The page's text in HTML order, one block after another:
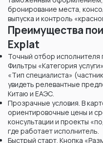
бронирование места,
выпуска и контроль
Преимущества
Explat
Точный отбор
Фильтры «Категория
«Тип специалиста»
увидеть релевантные
Китаю и ЕАЭС.
Прозрачные условия. В
ориентировочные цены и
консультации и проекты
где работает исполнитель.
Быстрый старт. Кнопка